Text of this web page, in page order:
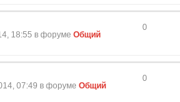
18:55 в форуме Общий
0
07:49 в форуме Общий
0